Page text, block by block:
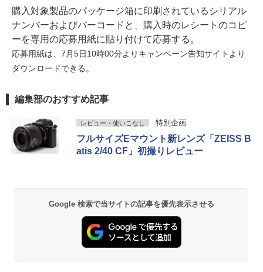
購入対象製品のパッケージ箱に印刷されているシリアル
ナンバーおよびバーコードと、購入時のレシートのコピ
ーを専用の応募用紙に貼り付けて応募する。
応募用紙は、7月5日10時00分よりキャンペーン告知サイトより
ダウンロードできる。
編集部のおすすめ記事
レビュー・使いこなし 特別企画
フルサイズEマウント新レンズ「ZEISS B
atis 2/40 CF」初撮りレビュー
Google 検索で当サイトの記事を優先表示させる